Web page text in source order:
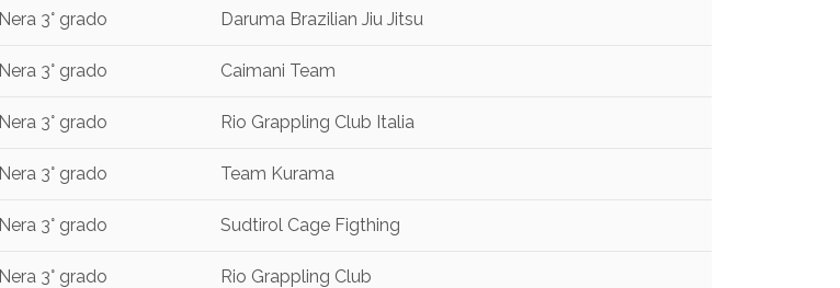
Nera 3° grado Daruma Brazilian Jiu Jitsu
Nera 3° grado Caimani Team
Nera 3° grado Rio Grappling Club Italia
Nera 3° grado Team Kurama
Nera 3° grado Sudtirol Cage Figthing
Nera 3° grado Rio Grappling Club